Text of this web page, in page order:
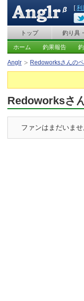
[利
トップ 釣り具
ホーム 釣果報告
Anglr Redoworksさんの
Redoworksさ
ファンはまだいませ